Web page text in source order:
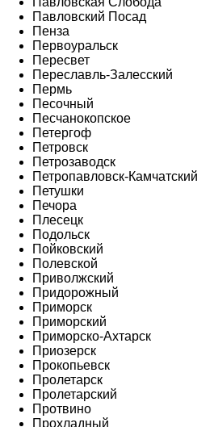
Павловский Посад
Пенза
Первоуральск
Пересвет
Переславль-Залесский
Пермь
Песочный
Песчанокопское
Петергоф
Петровск
Петрозаводск
Петропавловск-Камчатский
Петушки
Печора
Плесецк
Подольск
Пойковский
Полевской
Приволжский
Придорожный
Приморск
Приморский
Приморско-Ахтарск
Приозерск
Прокопьевск
Пролетарск
Пролетарский
Протвино
Прохладный